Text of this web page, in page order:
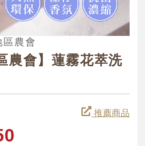
區農會
農會】蓮霧花萃洗
推薦商品